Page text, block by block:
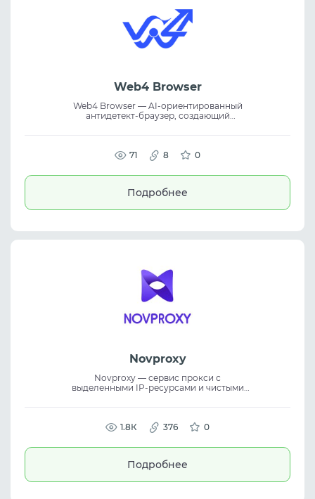
Web4 Browser
Web4 Browser — AI-ориентированный
антидетект-браузер, создающий
работу с несколькими аккаунтами и их
надёжную изоляцию. Браузер подходит
для affiliate marketing, eCommerce, SMM и
получает уникальную цифровую среду,
устройству, что повышает стабильность и
71 8 0
Подробнее
Novproxy
Novproxy — сервис прокси с
выделенными IP-ресурсами и чистыми
пакеты без временных ограничений,
предоставляя proxy service с ресурсами из
195+ стран и регионов для
1.8К 376 0
Подробнее